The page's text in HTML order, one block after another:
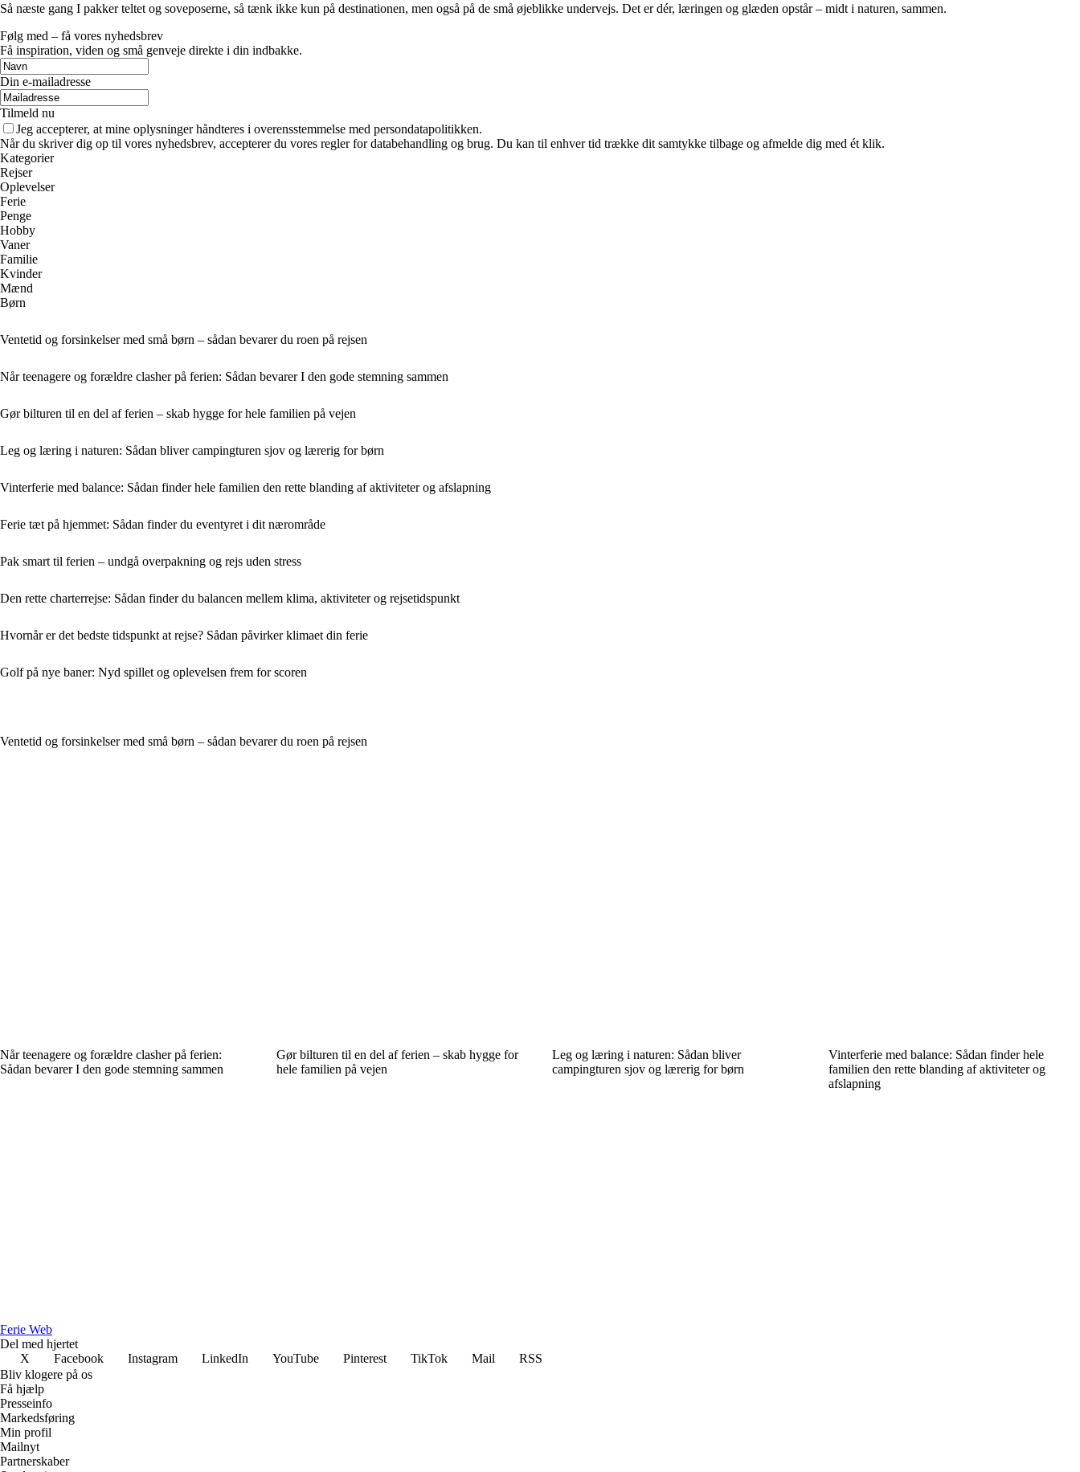
Så næste gang I pakker teltet og soveposerne, så tænk ikke kun på destinationen, men også på de små øjeblikke undervejs. Det er dér, læringen og glæden opstår – midt i naturen, sammen.
Følg med – få vores nyhedsbrev
Få inspiration, viden og små genveje direkte i din indbakke.
Din e-mailadresse
Tilmeld nu
Jeg accepterer, at mine oplysninger håndteres i overensstemmelse med persondatapolitikken.
Når du skriver dig op til vores nyhedsbrev, accepterer du vores regler for databehandling og brug. Du kan til enhver tid trække dit samtykke tilbage og afmelde dig med ét klik.
Kategorier
Rejser
Oplevelser
Ferie
Penge
Hobby
Vaner
Familie
Kvinder
Mænd
Børn
Ventetid og forsinkelser med små børn – sådan bevarer du roen på rejsen
Når teenagere og forældre clasher på ferien: Sådan bevarer I den gode stemning sammen
Gør bilturen til en del af ferien – skab hygge for hele familien på vejen
Leg og læring i naturen: Sådan bliver campingturen sjov og lærerig for børn
Vinterferie med balance: Sådan finder hele familien den rette blanding af aktiviteter og afslapning
Ferie tæt på hjemmet: Sådan finder du eventyret i dit nærområde
Pak smart til ferien – undgå overpakning og rejs uden stress
Den rette charterrejse: Sådan finder du balancen mellem klima, aktiviteter og rejsetidspunkt
Hvornår er det bedste tidspunkt at rejse? Sådan påvirker klimaet din ferie
Golf på nye baner: Nyd spillet og oplevelsen frem for scoren
Ventetid og forsinkelser med små børn – sådan bevarer du roen på rejsen
Når teenagere og forældre clasher på ferien:
Sådan bevarer I den gode stemning sammen
Gør bilturen til en del af ferien – skab hygge for
hele familien på vejen
Leg og læring i naturen: Sådan bliver
campingturen sjov og lærerig for børn
Vinterferie med balance: Sådan finder hele
familien den rette blanding af aktiviteter og
afslapning
Ferie Web
Del med hjertet
X
Facebook Instagram LinkedIn YouTube Pinterest TikTok Mail
RSS
Bliv klogere på os
Få hjælp
Presseinfo
Markedsføring
Min profil
Mailnyt
Partnerskaber